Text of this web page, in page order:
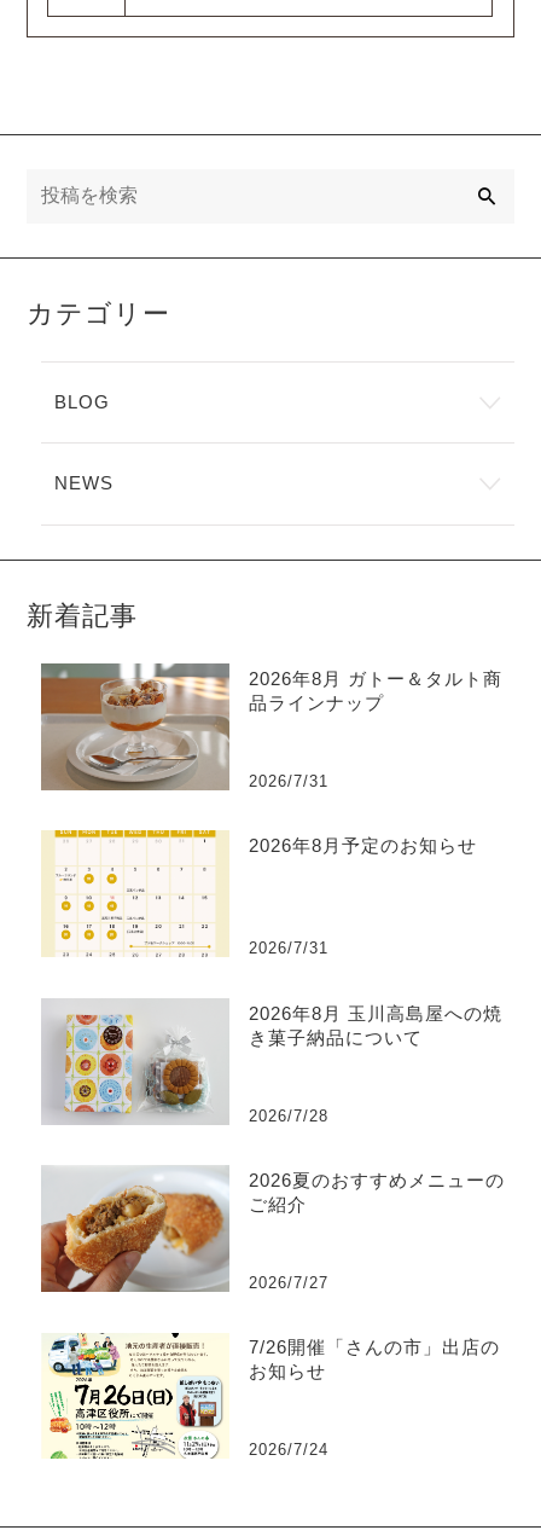
カテゴリー
BLOG
NEWS
新着記事
2026年8月 ガトー＆タルト商
品ラインナップ
2026/7/31
2026年8月予定のお知らせ
2026/7/31
2026年8月 玉川高島屋への焼
き菓子納品について
2026/7/28
2026夏のおすすめメニューの
ご紹介
2026/7/27
7/26開催「さんの市」出店の
お知らせ
2026/7/24